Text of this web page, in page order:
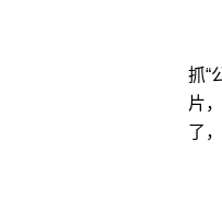
今
抓“
片
了
跑